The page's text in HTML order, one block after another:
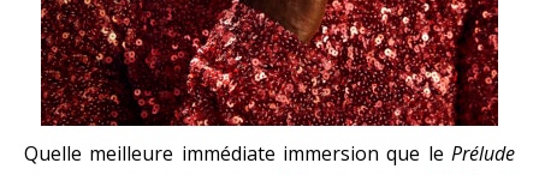
Quelle meilleure immédiate immersion que le Prélude